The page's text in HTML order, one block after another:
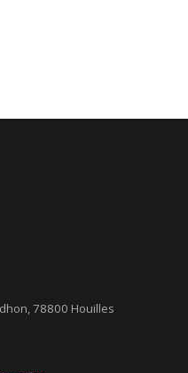
78800 Houilles